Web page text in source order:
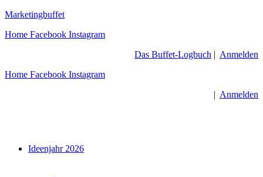
Zum
springen
Marketingbuffet
Home Facebook Instagram
Das Buffet-Logbuch | Anmelden
Home Facebook Instagram
| Anmelden
Menü Ideenjahr 2026